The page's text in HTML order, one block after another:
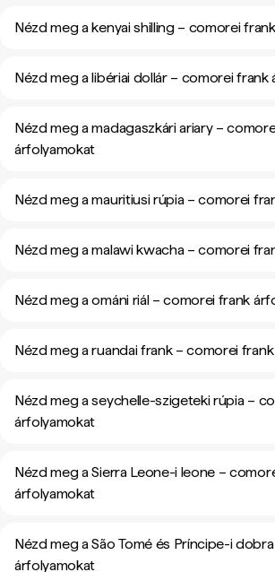
Nézd meg a kenyai shilling – comorei
Nézd meg a libériai dollár – comorei frank
Nézd meg a madagaszkári ariary –
árfolyamokat
Nézd meg a mauritiusi rúpia – comorei
Nézd meg a malawi kwacha – comorei
Nézd meg a ománi riál – comorei frank
Nézd meg a ruandai frank – comorei
Nézd meg a seychelle-szigeteki rúpia –
árfolyamokat
Nézd meg a Sierra Leone-i leone –
árfolyamokat
Nézd meg a São Tomé és Príncipe-i
árfolyamokat